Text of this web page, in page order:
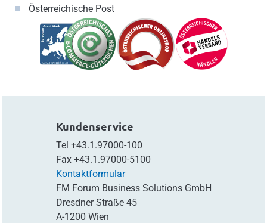
Österreichische Post
Kundenservice
Tel +43.1.97000-100
Fax +43.1.97000-5100
Kontaktformular
FM Forum Business Solutions GmbH
Dresdner Straße 45
A-1200 Wien